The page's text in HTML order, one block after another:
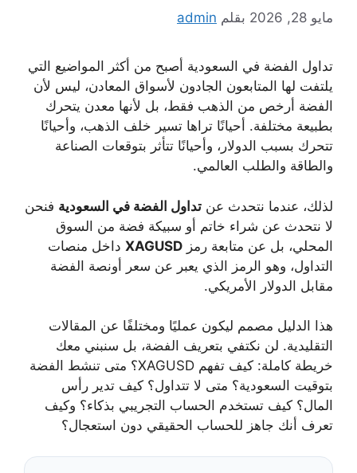
مايو 28, 2026 بقلم admin
تداول الفضة في السعودية أصبح من أكثر المواضيع التي
يلتفت لها المتابعون الجادون لأسواق المعادن، ليس لأن
الفضة أرخص من الذهب فقط، بل لأنها معدن يتحرك
بطبيعة مختلفة. أحيانًا تراها تسير خلف الذهب، وأحيانًا
تتحرك بسبب الدولار، وأحيانًا تتأثر بتوقعات الصناعة
والطاقة والطلب العالمي.
لذلك، عندما نتحدث عن تداول الفضة في السعودية فنحن
لا نتحدث عن شراء خاتم أو سبيكة فضة من السوق
المحلي، بل عن متابعة رمز XAGUSD داخل منصات
التداول، وهو الرمز الذي يعبر عن سعر أونصة الفضة
مقابل الدولار الأمريكي.
هذا الدليل مصمم ليكون عمليًا ومختلفًا عن المقالات
التقليدية. لن نكتفي بتعريف الفضة، بل سنبني معك
خريطة كاملة: كيف تفهم XAGUSD؟ متى تنشط الفضة
بتوقيت السعودية؟ متى لا تتداول؟ كيف تدير رأس
المال؟ كيف تستخدم الحساب التجريبي بذكاء؟ وكيف
تعرف أنك جاهز للحساب الحقيقي دون استعجال؟